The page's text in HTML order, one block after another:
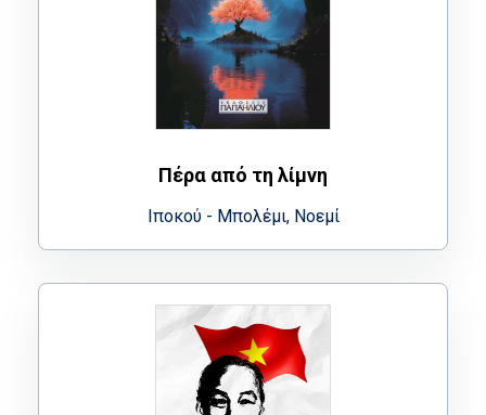
Πέρα από τη λίμνη
Ιποκού - Μπολέμι, Νοεμί